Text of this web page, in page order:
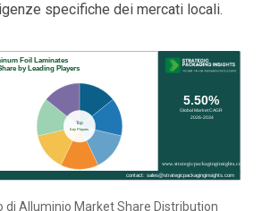
specifiche dei mercati locali.
di Alluminio Market Share Distribution